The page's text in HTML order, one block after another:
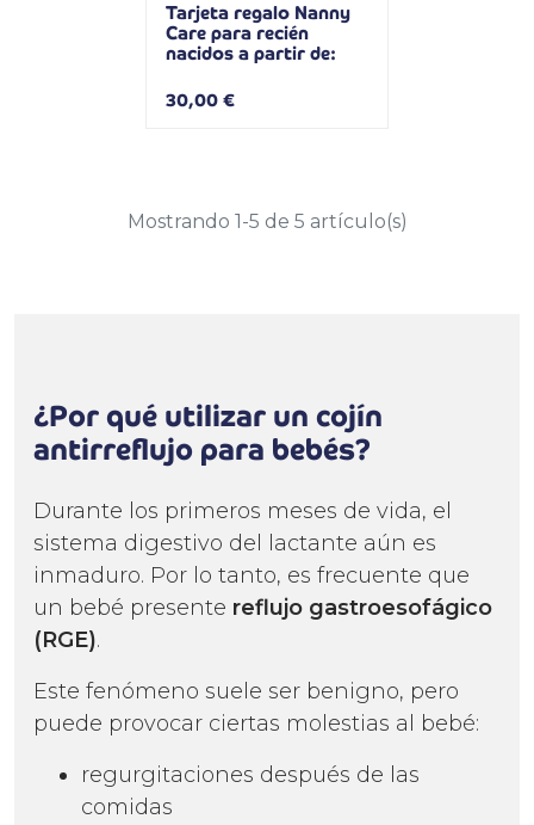
(1 nota)
(1 nota)
Tarjeta regalo Nanny
Care para recién
nacidos a partir de:
30,00 €
Mostrando 1-5 de 5 artículo(s)
¿Por qué utilizar un cojín
antirreflujo para bebés?
Durante los primeros meses de vida, el
sistema digestivo del lactante aún es
inmaduro. Por lo tanto, es frecuente que
un bebé presente reflujo gastroesofágico
(RGE).
Este fenómeno suele ser benigno, pero
puede provocar ciertas molestias al bebé:
regurgitaciones después de las
comidas